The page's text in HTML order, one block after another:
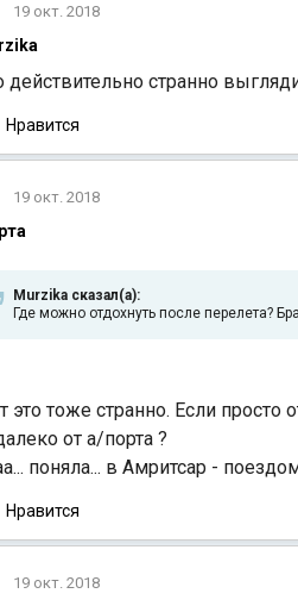
19 окт. 2018
действительно странно
Нравится
19 окт. 2018
Murzika сказал(а):
Где можно отдохнуть после перелета?
это тоже странно. Если просто
от а/порта ?
поняла... в Амритсар -
Нравится
19 окт. 2018